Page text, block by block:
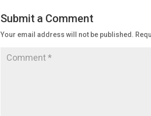
Submit a Comment
Your email address will not be published.